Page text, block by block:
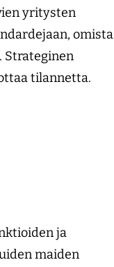
yritysten
omista
Strateginen
tilannetta.
ja
maiden